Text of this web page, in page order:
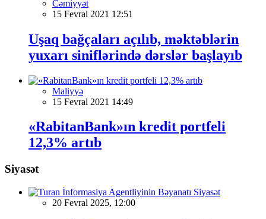
Cəmiyyət
15 Fevral 2021 12:51
Uşaq bağçaları açılıb, məktəblərin
yuxarı siniflərində dərslər başlayıb
Maliyyə
15 Fevral 2021 14:49
«RabitanBank»ın kredit portfeli
12,3% artıb
Siyasət
Siyasət
20 Fevral 2025, 12:00